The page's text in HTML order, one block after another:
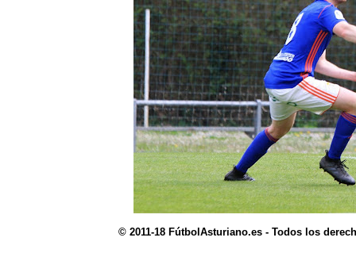
© 2011-18 FútbolAsturiano.es - Todos los